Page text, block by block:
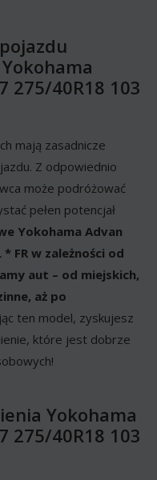
275/40R18 103
mają zasadnicze
Z odpowiednio
może podróżować
pełen potencjał
Yokohama Advan
FR w zależności od
aut – od miejskich,
aż po
ten model, zyskujesz
które jest dobrze
Yokohama
275/40R18 103